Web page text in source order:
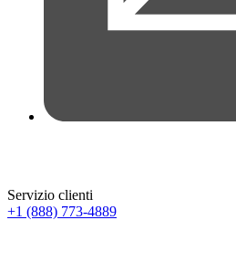
Servizio clienti
+1 (888) 773-4889